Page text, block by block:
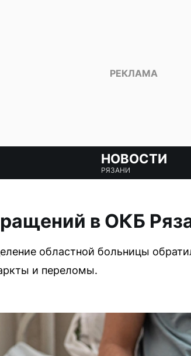
НОВОСТИ
РЯЗАНИ
в ОКБ
областной больницы
и переломы.